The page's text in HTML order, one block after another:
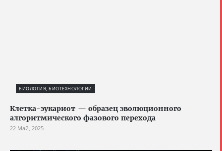
БИОЛОГИЯ, БИОТЕХНОЛОГИИ
Клетка-эукариот — образец эволюционного
алгоритмического фазового перехода
22 Май, 2025